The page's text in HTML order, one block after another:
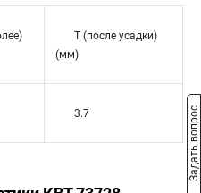
T (после усадки)
(мм)
3.7 Задать вопрос